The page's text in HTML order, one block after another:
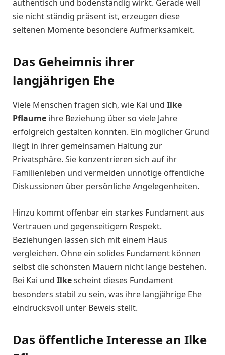
authentisch und bodenständig wirkt. Gerade weil
sie nicht ständig präsent ist, erzeugen diese
seltenen Momente besondere Aufmerksamkeit.
Das Geheimnis ihrer
langjährigen Ehe
Viele Menschen fragen sich, wie Kai und Ilke
Pflaume ihre Beziehung über so viele Jahre
erfolgreich gestalten konnten. Ein möglicher Grund
liegt in ihrer gemeinsamen Haltung zur
Privatsphäre. Sie konzentrieren sich auf ihr
Familienleben und vermeiden unnötige öffentliche
Diskussionen über persönliche Angelegenheiten.
Hinzu kommt offenbar ein starkes Fundament aus
Vertrauen und gegenseitigem Respekt.
Beziehungen lassen sich mit einem Haus
vergleichen. Ohne ein solides Fundament können
selbst die schönsten Mauern nicht lange bestehen.
Bei Kai und Ilkescheint dieses Fundament
besonders stabil zu sein, was ihre langjährige Ehe
eindrucksvoll unter Beweis stellt.
Das öffentliche Interesse an Ilke